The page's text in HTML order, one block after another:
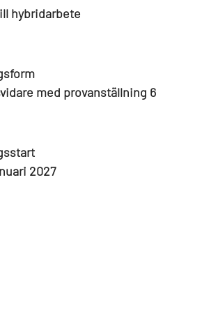
hybridarbete
med provanställning 6
2027